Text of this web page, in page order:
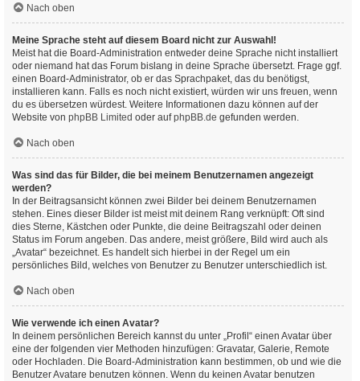
Nach oben
Meine Sprache steht auf diesem Board nicht zur Auswahl!
Meist hat die Board-Administration entweder deine Sprache nicht installiert
oder niemand hat das Forum bislang in deine Sprache übersetzt. Frage ggf.
einen Board-Administrator, ob er das Sprachpaket, das du benötigst,
installieren kann. Falls es noch nicht existiert, würden wir uns freuen, wenn
du es übersetzen würdest. Weitere Informationen dazu können auf der
Website von phpBB Limited oder aufphpBB.de gefunden werden.
Nach oben
Was sind das für Bilder, die bei meinem Benutzernamen angezeigt
werden?
In der Beitragsansicht können zwei Bilder bei deinem Benutzernamen
stehen. Eines dieser Bilder ist meist mit deinem Rang verknüpft: Oft sind
dies Sterne, Kästchen oder Punkte, die deine Beitragszahl oder deinen
Status im Forum angeben. Das andere, meist größere, Bild wird auch als
„Avatar“ bezeichnet. Es handelt sich hierbei in der Regel um ein
persönliches Bild, welches von Benutzer zu Benutzer unterschiedlich ist.
Nach oben
Wie verwende ich einen Avatar?
In deinem persönlichen Bereich kannst du unter „Profil“ einen Avatar über
eine der folgenden vier Methoden hinzufügen: Gravatar, Galerie, Remote
oder Hochladen. Die Board-Administration kann bestimmen, ob und wie die
Benutzer Avatare benutzen können. Wenn du keinen Avatar benutzen